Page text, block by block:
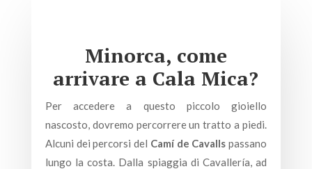
Minorca, come
arrivare a Cala Mica?
Per accedere a questo piccolo gioiello
nascosto, dovremo percorrere un tratto a piedi.
Alcuni dei percorsi del Camí de Cavalls passano
lungo la costa. Dalla spiaggia di Cavallería, ad